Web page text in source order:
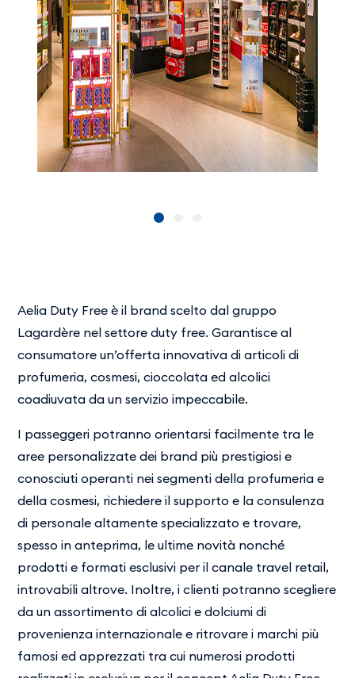
Aelia Duty Free è il brand scelto dal gruppo
Lagardère nel settore duty free. Garantisce al​
consumatore un’offerta innovativa di articoli di
profumeria, cosmesi, cioccolata ed alcolici​
coadiuvata da un servizio impeccabile.
I passeggeri potranno orientarsi facilmente tra le
aree personalizzate dei brand più prestigiosi e​
conosciuti operanti nei segmenti della profumeria e
della cosmesi, richiedere il supporto e la​ consulenza
di personale altamente specializzato e trovare,
spesso in anteprima, le ultime​ novità nonché
prodotti e formati esclusivi per il canale travel retail,
introvabili altrove.​ Inoltre, i clienti potranno scegliere
da un assortimento di alcolici e dolciumi di
provenienza​ internazionale e ritrovare i marchi più
famosi ed apprezzati tra cui numerosi prodotti